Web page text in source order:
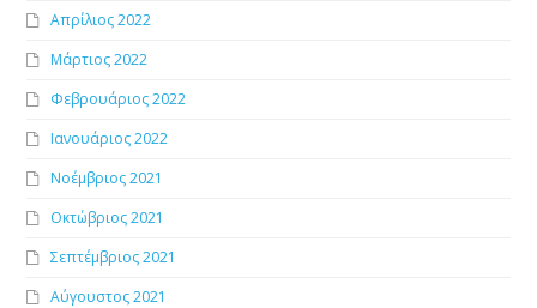
Απρίλιος 2022
Μάρτιος 2022
Φεβρουάριος 2022
Ιανουάριος 2022
Νοέμβριος 2021
Οκτώβριος 2021
Σεπτέμβριος 2021
Αύγουστος 2021